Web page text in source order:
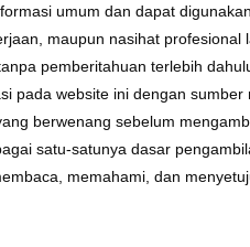
umum dan dapat
maupun nasihat profesional
pemberitahuan terlebih
pada website ini dengan
berwenang sebelum
satu-satunya dasar
memahami, dan